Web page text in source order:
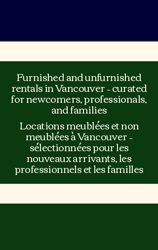
Furnished and unfurnished
rentals in Vancouver – curated
for newcomers, professionals,
and families
Locations meublées et non
meublées à Vancouver –
sélectionnées pour les
nouveaux arrivants, les
professionnels et les familles